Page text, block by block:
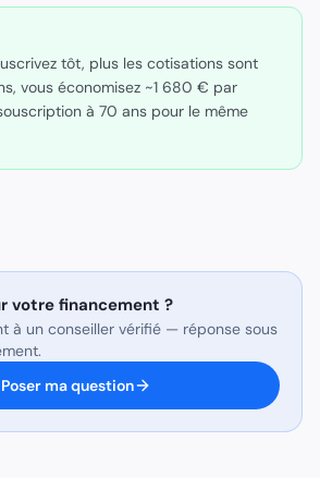
tôt, plus les cotisations sont
vous économisez ~1 680 € par
à 70 ans pour le même
votre financement ?
à un conseiller vérifié — réponse sous
Poser ma question